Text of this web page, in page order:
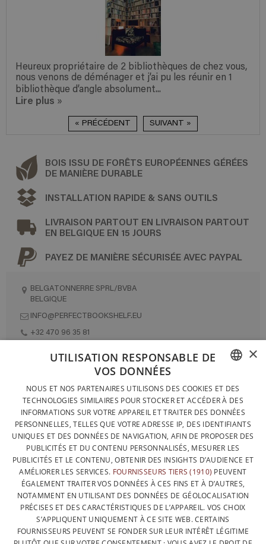
Heureux propriétaire de 2 bibliothèques de chez vous,
nous venons de déménager et j’ai pu les réunir en 1
bibliothèque d’angle absolument...
Lire plus »
« PRÉCÉDENT SUIVANT »
BOIS ISSU DE FORÊTS EUROPÉENNES GÉRÉES
DE MANIÈRE DURABLE
INSTALLATION RAPIDE & SANS OUTILS
LIVRAISON PARTOUT EN LIVRAISON PARTOUT
EN BELGIQUE EN 15 JOURS
PAYEZ DE MANIÈRE SÉCURISÉE AVEC PAYPAL
BELGATONNERRE SPRL/BVBA
BELGIQUE
INFO@PERFECTBOOKSHELF.EU
+32 470 96 35 81
CONTACTEZ-NOUS
PROTECTION DES DONNÉES
CONDITIONS GÉNÉRALES DE VENTE
SITEMAP
FRENCH
DUTCH
ENGLISH
×
UTILISATION RESPONSABLE DE
VOS DONNÉES
NOUS ET NOS PARTENAIRES UTILISONS DES COOKIES ET DES
TECHNOLOGIES SIMILAIRES POUR STOCKER ET ACCÉDER À DES
INFORMATIONS SUR VOTRE APPAREIL ET TRAITER DES DONNÉES
PERSONNELLES, TELLES QUE VOTRE ADRESSE IP, DES IDENTIFIANTS
UNIQUES ET DES DONNÉES DE NAVIGATION, AFIN DE PROPOSER DES
PUBLICITÉS ET DU CONTENU PERSONNALISÉS, MESURER LES
PUBLICITÉS ET LE CONTENU, OBTENIR DES INSIGHTS D’AUDIENCE ET
AMÉLIORER LES SERVICES. FOURNISSEURS TIERS (1910) PEUVENT
ÉGALEMENT TRAITER VOS DONNÉES À CES FINS ET À D’AUTRES,
NOTAMMENT EN UTILISANT DES DONNÉES DE GÉOLOCALISATION
PRÉCISES ET DES CARACTÉRISTIQUES DE L’APPAREIL. VOS CHOIX
S’APPLIQUENT UNIQUEMENT À CE SITE WEB. CERTAINS
FOURNISSEURS PEUVENT SE FONDER SUR LEUR INTÉRÊT LÉGITIME